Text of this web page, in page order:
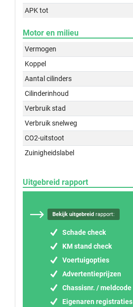
APK tot
Motor en milieu
Vermogen
Koppel
Aantal cilinders
Cilinderinhoud
Verbruik stad
Verbruik snelweg
CO2-uitstoot
Zuinigheidslabel
Uitgebreid rapport
Bekijk uitgebreid rapport:
Schade check
KM stand check
Voertuigopties
Advertentieprijzen
Chassisnr. / meldcode
Eigenaren registraties